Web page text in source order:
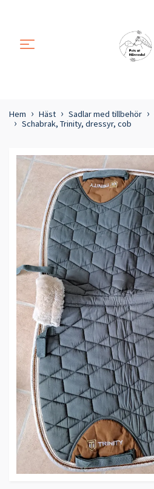
Hem Häst Sadlar med tillbehör
Schabrak, Trinity, dressyr, cob